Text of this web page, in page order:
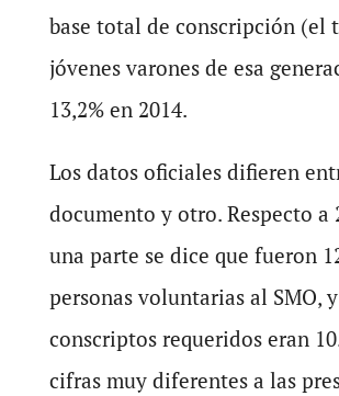
base total de conscripción (el
jóvenes varones de esa
13,2% en 2014.
Los datos oficiales difieren
documento y otro. Respecto a
una parte se dice que fueron
personas voluntarias al SMO,
conscriptos requeridos eran
cifras muy diferentes a las